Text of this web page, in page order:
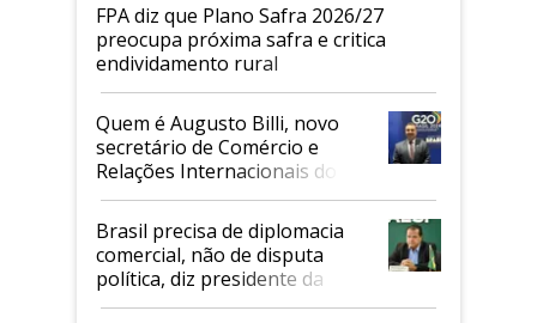
FPA diz que Plano Safra 2026/27
preocupa próxima safra e critica
endividamento rural
Quem é Augusto Billi, novo
secretário de Comércio e
Relações Internacionais do
Mapa
Brasil precisa de diplomacia
comercial, não de disputa
política, diz presidente da
Faesp